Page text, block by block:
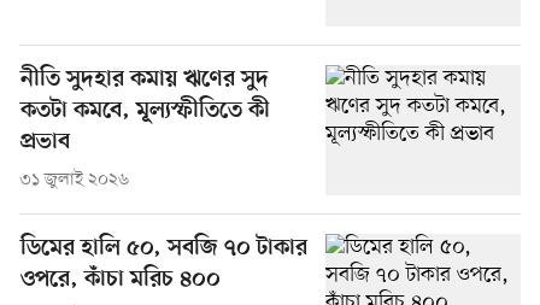
নীতি সুদহার কমায় ঋণের সুদ
কতটা কমবে, মূল্যস্ফীতিতে কী
প্রভাব
৩১ জুলাই ২০২৬
ডিমের হালি ৫০, সবজি ৭০ টাকার
ওপরে, কাঁচা মরিচ ৪০০